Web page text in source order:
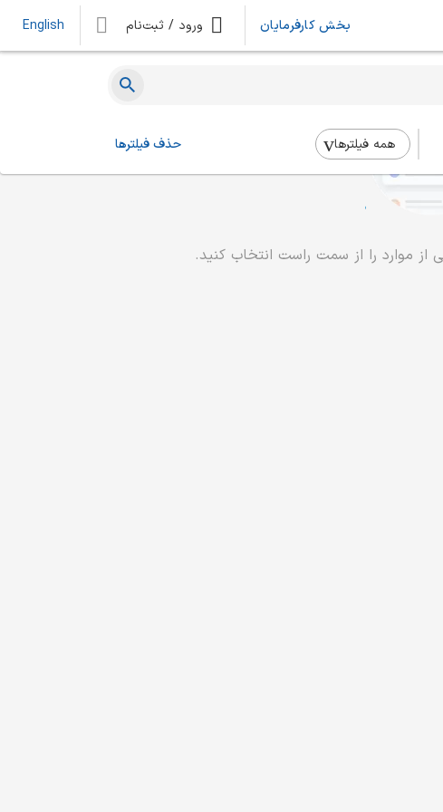
بخش کارفرمایان ورود / ثبت‌نام English
همه فیلتر‌ها حذف فیلترها
موارد را از سمت راست انتخاب کنید.